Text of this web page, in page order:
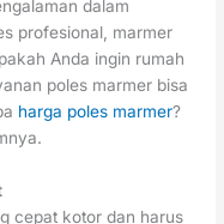
dalam
profesional, marmer
Anda ingin rumah
poles marmer bisa
harga poles marmer?
cepat kotor dan harus